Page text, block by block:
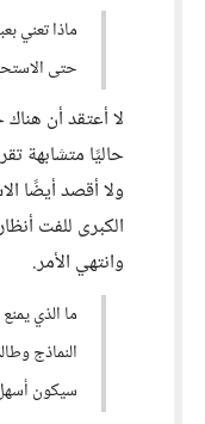
ماذا تعني
حتى
لا أعتقد أن
حاليًا متشابهة
ولا أقصد أيضًا
الكبرى للفت
وانتهي الأمر.
ما الذي
النماذج
سيكون